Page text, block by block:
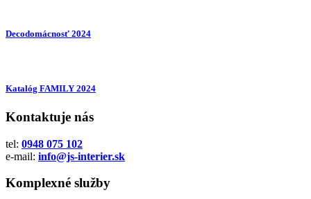
Decodomácnosť 2024
Katalóg FAMILY 2024
Kontaktuje nás
tel: 0948 075 102
e-mail: info@js-interier.sk
Komplexné služby